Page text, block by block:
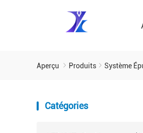
Aperçu Produits Système
Catégories